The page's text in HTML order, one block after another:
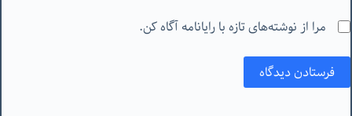
مرا از نوشته‌های تازه با رایانامه آگاه کن.
فرستادن دیدگاه